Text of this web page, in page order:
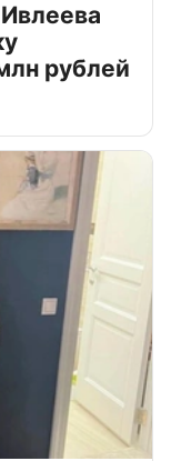
рублей